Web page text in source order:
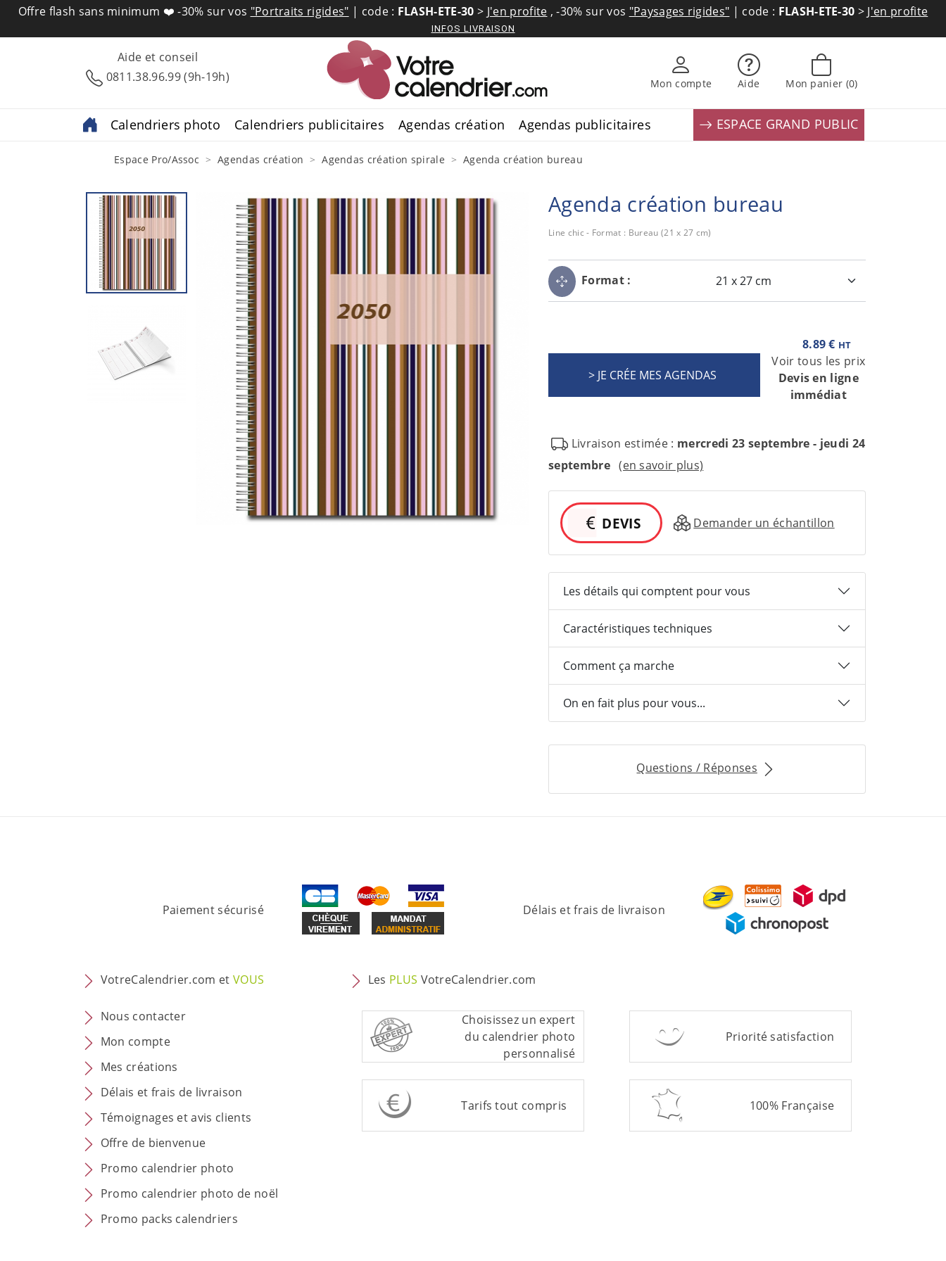
Offre flash sans minimum ❤️-30% sur vos "Portraits rigides" | code : FLASH-ETE-30 > J'en profite ,-30% sur vos "Paysages rigides" | code : FLASH-ETE-30 > J'en profite
INFOS LIVRAISON
Aide et conseil
0811.38.96.99 (9h-19h)
Mon compte Aide Mon panier (0)
Calendriers photo Calendriers publicitaires Agendas création Agendas publicitaires ESPACE GRAND PUBLIC
Espace Pro/Assoc Agendas création Agendas création spirale Agenda création bureau
Agenda création bureau
Line chic - Format : Bureau (21 x 27 cm)
Format :
8.89 € HT
Voir tous les prix
Devis en ligne
immédiat
Livraison estimée : mercredi 23 septembre - jeudi 24
septembre (en savoir plus)
DEVIS Demander un échantillon
Les détails qui comptent pour vous
Caractéristiques techniques
Comment ça marche
On en fait plus pour vous...
Questions / Réponses
Paiement sécurisé Délais et frais de livraison
VotreCalendrier.com etVOUS
Nous contacter
Mon compte
Mes créations
Délais et frais de livraison
Témoignages et avis clients
Offre de bienvenue
Promo calendrier photo
Promo calendrier photo de noël
Promo packs calendriers
Les PLUS VotreCalendrier.com
Choisissez un expert
du calendrier photo
personnalisé
Priorité satisfaction
Tarifs tout compris 100% Française